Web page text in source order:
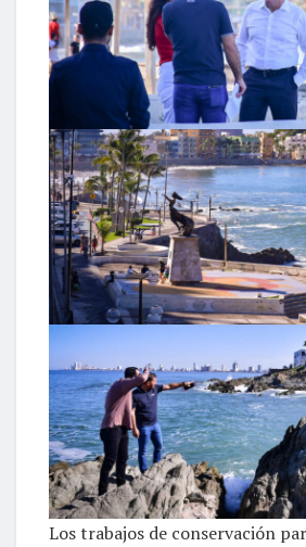
Los trabajos de conservación